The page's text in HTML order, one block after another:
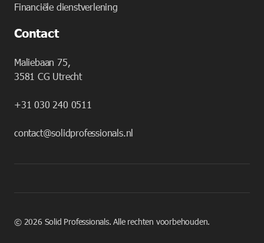
Financiële dienstverlening
Contact
Maliebaan 75,
3581 CG Utrecht
+31 030 240 0511
contact@solidprofessionals.nl
© 2026 Solid Professionals. Alle rechten voorbehouden.